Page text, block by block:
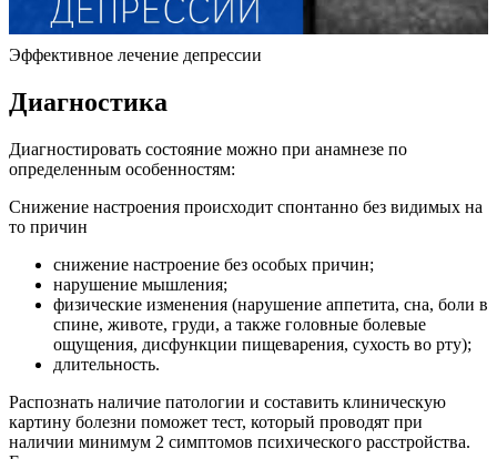
Эффективное лечение депрессии
Диагностика
Диагностировать состояние можно при анамнезе по
определенным особенностям:
Снижение настроения происходит спонтанно без видимых на
то причин
снижение настроение без особых причин;
нарушение мышления;
физические изменения (нарушение аппетита, сна, боли в
спине, животе, груди, а также головные болевые
ощущения, дисфункции пищеварения, сухость во рту);
длительность.
Распознать наличие патологии и составить клиническую
картину болезни поможет тест, который проводят при
наличии минимум 2 симптомов психического расстройства.